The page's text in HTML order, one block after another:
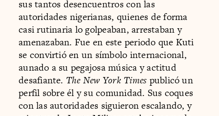
sus tantos desencuentros con las
autoridades nigerianas, quienes de forma
casi rutinaria lo golpeaban, arrestaban y
amenazaban. Fue en este periodo que Kuti
se convirtió en un símbolo internacional,
aunado a su pegajosa música y actitud
desafiante. TheNew York Times publicó un
perfil sobre él y su comunidad. Sus coques
con las autoridades siguieron escalando, y